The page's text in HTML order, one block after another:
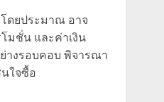
ดยประมาณ อาจ
มชั่น และค่าเงิน
างรอบคอบ พิจารณา
ใจซื้อ